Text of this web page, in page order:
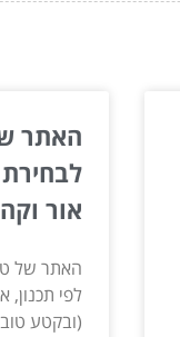
האתר
אור
האתר של
לפי
(ובקטע